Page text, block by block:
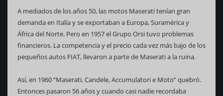
A mediados de los años 50, las motos Maserati tenían gran
demanda en Italia y se exportaban a Europa, Suramérica y
África del Norte. Pero en 1957 el Grupo Orsi tuvo problemas
financieros. La competencia y el precio cada vez más bajo de los
pequeños autos FIAT, llevaron a parte de Maserati a la ruina.
Así, en 1960 “Maserati, Candele, Accumulatori e Moto” quebró.
Entonces pasaron 56 años y cuando casi nadie recordaba